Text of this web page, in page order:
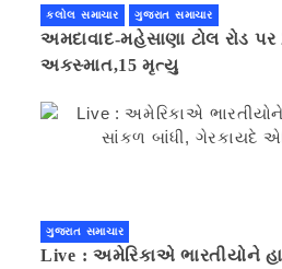
કલોલ સમાચાર ગુજરાત સમાચાર
અમદાવાદ-મહેસાણા ટોલ રોડ પર
અકસ્માત,15 મૃત્યુ
ગુજરાત સમાચાર
Live : અમેરિકાએ ભારતીયોને